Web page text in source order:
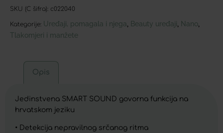
SKU (C šifra): c022040
Kategorije: Uređaji, pomagala i njega Beauty uređaji Nano
Tlakomjeri i manžete
Opis
Jedinstvena SMART SOUND govorna funkcija na
hrvatskom jeziku
• Detekcija nepravilnog srčanog ritma